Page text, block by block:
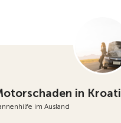
in
im Ausland